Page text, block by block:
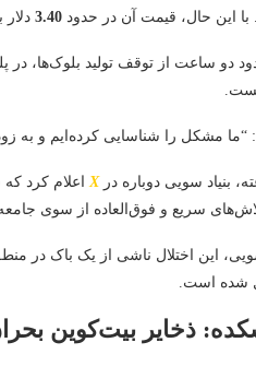
با این حال، قیمت آن در حدود3.40
دو ساعت از توقف تولید بلوک‌ها، در
“ما مشکل را شناسایی کرده‌ایم و به
بنیاد سویی دوباره درXاعلام کرد
سریع و فوق‌العاده از سوی
این اختلال ناشی از یک باک در
شده است.
ذخایر بیت‌کوین